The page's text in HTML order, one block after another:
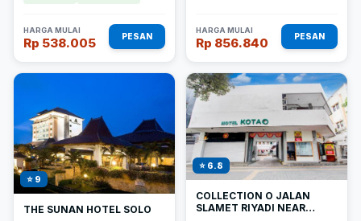
HARGA MULAI
Rp 538.005 PESAN
HARGA MULAI
Rp 856.840 PESAN
⭐ 9
THE SUNAN HOTEL SOLO
⭐ 6.8
COLLECTION O JALAN
SLAMET RIYADI NEAR